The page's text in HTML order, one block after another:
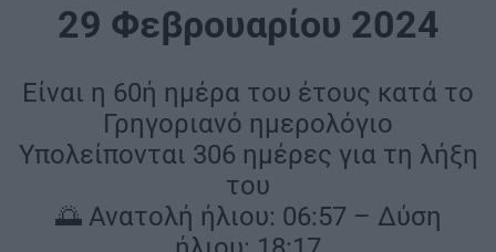
29 Φεβρουαρίου 2024
Είναι η 60ή ημέρα του έτους κατά το
Γρηγοριανό ημερολόγιο
Υπολείπονται 306 ημέρες για τη λήξη
του
🌅 Ανατολή ήλιου: 06:57 – Δύση